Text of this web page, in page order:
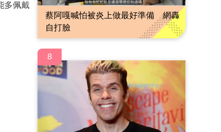
多佩戴
蔡阿嘎喊怕被炎上做最好準備 網轟
自打臉
8